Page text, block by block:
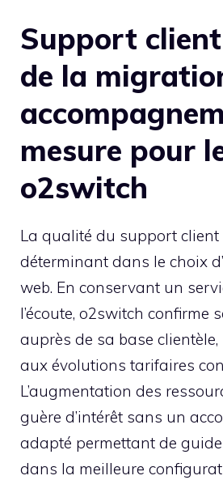
Support
de la
mesure pour
o2switch
La qualité du support client
déterminant dans le choix
web. En conservant un
l’écoute, o2switch confirme
auprès de sa base
aux évolutions tarifaires
L’augmentation des
guère d’intérêt sans un
adapté permettant de
dans la meilleure